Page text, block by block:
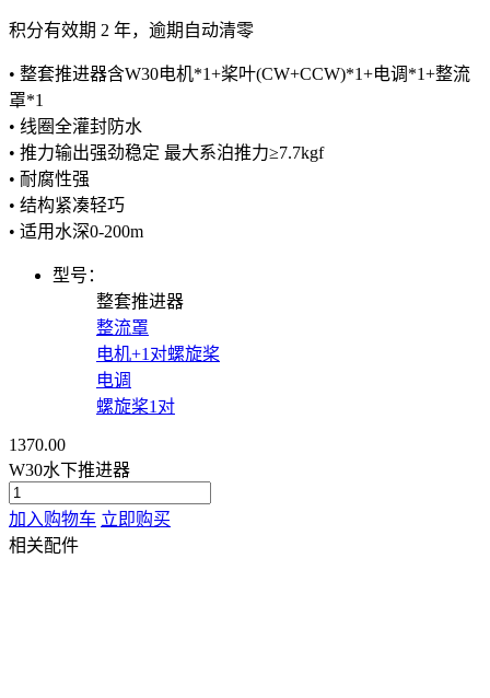
积分有效期 2 年，逾期自动清零
• 整套推进器含W30电机*1+桨叶(CW+CCW)*1+电调*1+整流
罩*1
• 线圈全灌封防水
• 推力输出强劲稳定 最大系泊推力≥7.7kgf
• 耐腐性强
• 结构紧凑轻巧
• 适用水深0-200m
型号：
整套推进器
整流罩
电机+1对螺旋桨
电调
螺旋桨1对
1370.00
W30水下推进器
加入购物车 立即购买
相关配件